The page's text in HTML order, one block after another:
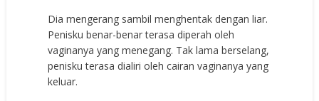
Dia mengerang sambil menghentak dengan liar.
Penisku benar-benar terasa diperah oleh
vaginanya yang menegang. Tak lama berselang,
penisku terasa dialiri oleh cairan vaginanya yang
keluar.